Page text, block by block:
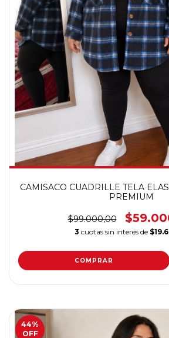
CAMISACO CUADRILLE TELA
PREMIUM
$99.000,00
3 cuotas sin interés de
COMPRAR
44%
OFF